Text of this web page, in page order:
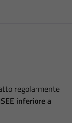
regolarmente
ISEE inferiore a